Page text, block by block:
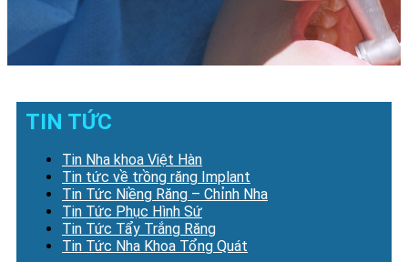
TIN TỨC
Tin Nha khoa Việt Hàn
Tin tức về trồng răng Implant
Tin Tức Niềng Răng – Chỉnh Nha
Tin Tức Phục Hình Sứ
Tin Tức Tẩy Trắng Răng
Tin Tức Nha Khoa Tổng Quát